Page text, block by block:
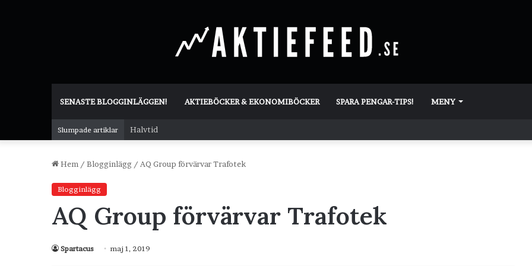
SENASTE BLOGGINLÄGGEN! AKTIEBÖCKER & EKONOMIBÖCKER SPARA PENGAR-TIPS! MENY
Slumpade artiklar Halvtid
Hem / Blogginlägg / AQ Group förvärvar Trafotek
Blogginlägg
AQ Group förvärvar Trafotek
Spartacus maj 1, 2019